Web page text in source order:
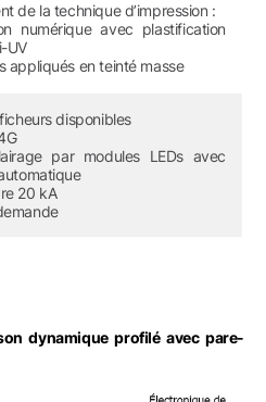
de la technique d’impression :
numérique avec plastification
UV
appliqués en teinté masse
disponibles
par modules LEDs avec
20 kA
dynamique profilé avec pare-